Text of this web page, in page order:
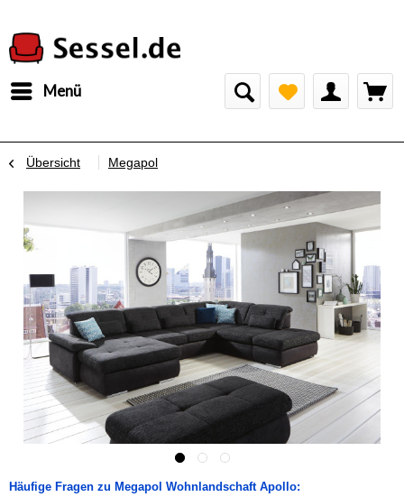
Menü
Übersicht Megapol
Häufige Fragen zu Megapol Wohnlandschaft Apollo: